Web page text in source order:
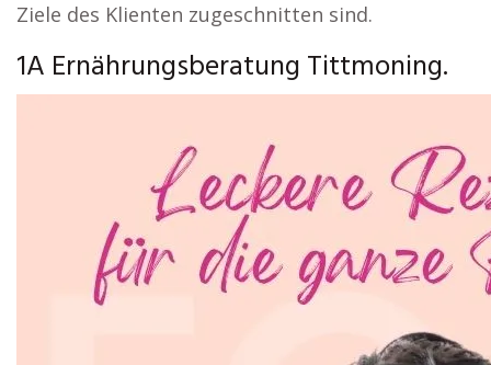
Ziele des Klienten zugeschnitten sind.
1A Ernährungsberatung Tittmoning.